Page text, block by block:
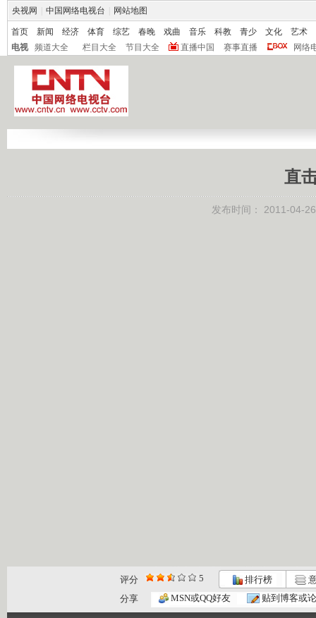
央视网 中国网络电视台 网站地图
首页 新闻 经济 体育 综艺 春晚 戏曲 音乐 科教 青少 文化
艺术
电视
频道大全 栏目大全 节目大全 直播中国 赛事直播 网络
直
发布时间： 2011-04-
评分 5 排行榜
分享
MSN或QQ好友 贴到博客或